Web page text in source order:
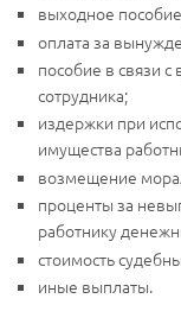
выходное
оплата за
пособие в связи
сотрудника;
издержки при
имущества
возмещение
проценты за
работнику
стоимость
иные выплаты.